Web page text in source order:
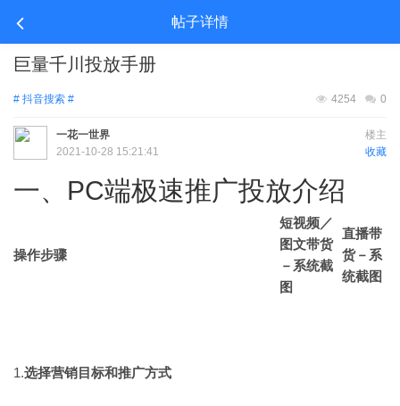
帖子详情
巨量千川投放手册
# 抖音搜索 # 0
4254
楼主
一花一世界
收藏
2021-10-28 15:21:41
一、PC端极速推广投放介绍
操作步骤
短视频／
图文带货
－系统截
图
直播带
货－系
统截图
1.​选择营销目标和推广方式